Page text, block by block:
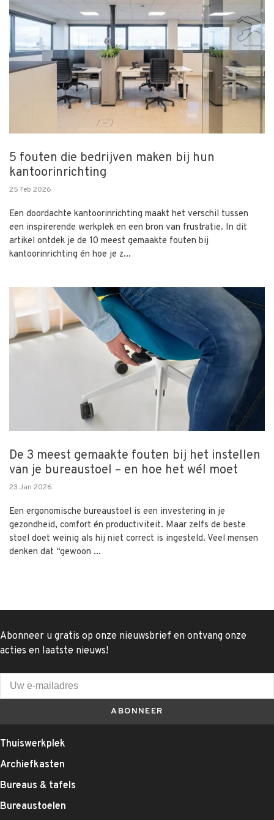
5 fouten die bedrijven maken bij hun
kantoorinrichting
25 Feb 2026
Een doordachte kantoorinrichting maakt het verschil tussen
een inspirerende werkplek en een bron van frustratie. In dit
artikel ontdek je de 10 meest gemaakte fouten bij
kantoorinrichting én hoe je z...
De 3 meest gemaakte fouten bij het instellen
van je bureaustoel – en hoe het wél moet
23 Jan 2026
Een ergonomische bureaustoel is een investering in je
gezondheid, comfort én productiviteit. Maar zelfs de beste
stoel doet weinig als hij niet correct is ingesteld. Veel mensen
denken dat “gewoon ...
Abonneer u gratis op onze nieuwsbrief en ontvang onze
acties en laatste nieuws!
ABONNEER
Thuiswerkplek
Archiefkasten
Bureaus & tafels
Bureaustoelen